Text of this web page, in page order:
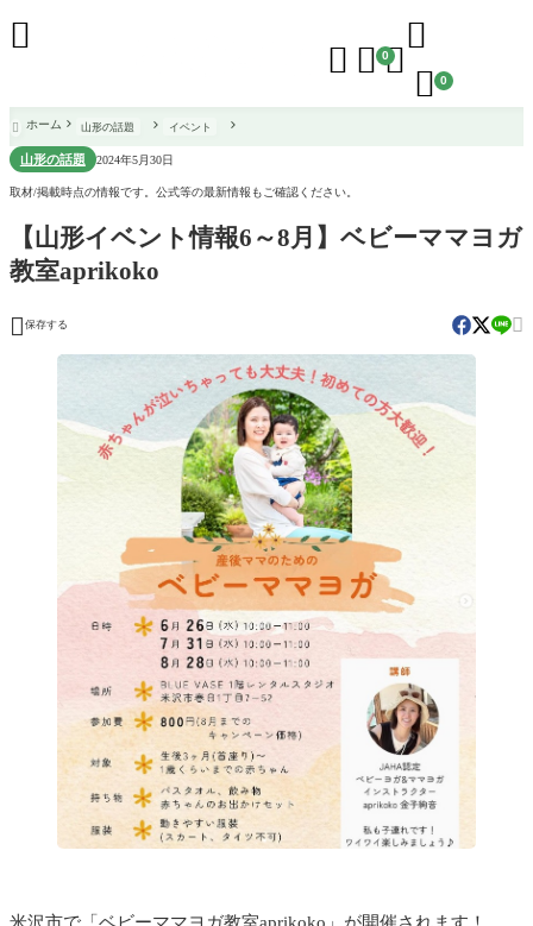
  0

 0

 ホーム 山形の話題 イベント
山形の話題 2024年5月30日
取材/掲載時点の情報です。公式等の最新情報もご確認ください。
【山形イベント情報6～8月】ベビーママヨガ
教室aprikoko
 保存する 